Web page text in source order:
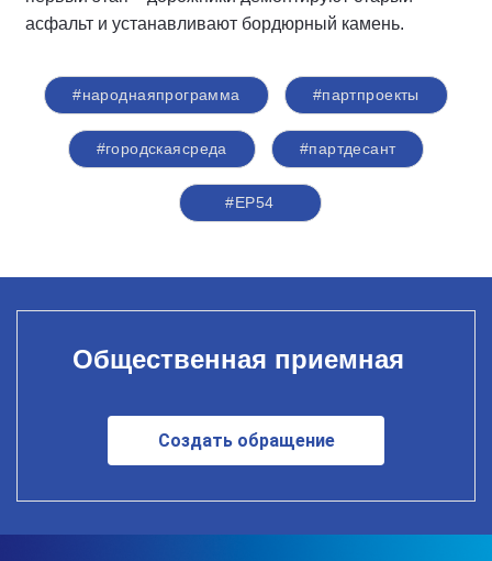
асфальт и устанавливают бордюрный камень.
#народнаяпрограмма #партпроекты
#городскаясреда #партдесант
#ЕР54
Общественная приемная
Создать обращение